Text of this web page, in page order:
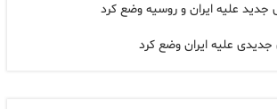
جدید علیه ایران و روسیه وضع کرد
جدیدی علیه ایران وضع کرد